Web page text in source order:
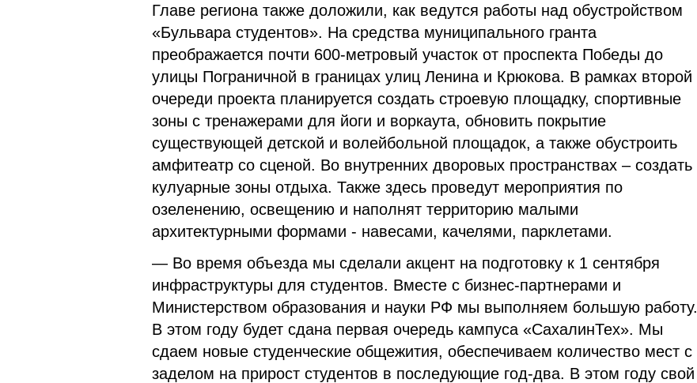
Главе региона также доложили, как ведутся работы над обустройством
«Бульвара студентов». На средства муниципального гранта
преображается почти 600-метровый участок от проспекта Победы до
улицы Пограничной в границах улиц Ленина и Крюкова. В рамках второй
очереди проекта планируется создать строевую площадку, спортивные
зоны с тренажерами для йоги и воркаута, обновить покрытие
существующей детской и волейбольной площадок, а также обустроить
амфитеатр со сценой. Во внутренних дворовых пространствах – создать
кулуарные зоны отдыха. Также здесь проведут мероприятия по
озеленению, освещению и наполнят территорию малыми
архитектурными формами - навесами, качелями, парклетами.
— Во время объезда мы сделали акцент на подготовку к 1 сентября
инфраструктуры для студентов. Вместе с бизнес-партнерами и
Министерством образования и науки РФ мы выполняем большую работу.
В этом году будет сдана первая очередь кампуса «СахалинТех». Мы
сдаем новые студенческие общежития, обеспечиваем количество мест с
заделом на прирост студентов в последующие год-два. В этом году свой